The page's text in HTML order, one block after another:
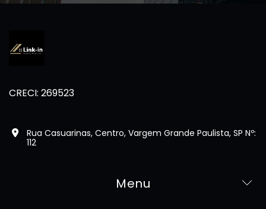
CRECI: 269523
Rua Casuarinas, Centro, Vargem Grande Paulista, SP Nº:
112
Menu